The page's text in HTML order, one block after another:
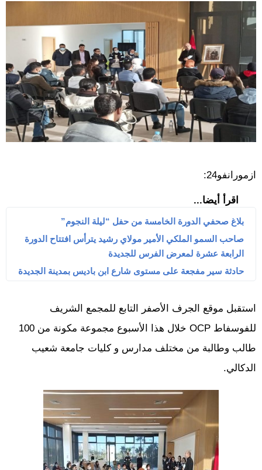
ازمورانفو24:
اقرأ أيضا...
بلاغ صحفي الدورة الخامسة من حفل “ليلة النجوم”
صاحب السمو الملكي الأمير مولاي رشيد يترأس افتتاح الدورة
الرابعة عشرة لمعرض الفرس للجديدة
حادثة سير مفجعة على مستوى شارع ابن باديس بمدينة الجديدة
استقبل موقع الجرف الأصفر التابع للمجمع الشريف
للفوسفاط OCP خلال هذا الأسبوع مجموعة مكونة من 100
طالب وطالبة من مختلف مدارس و كليات جامعة شعيب
الدكالي.